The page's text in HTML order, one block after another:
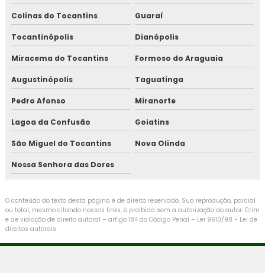
Colinas do Tocantins Guaraí
Tocantinópolis Dianópolis
Miracema do Tocantins Formoso do Araguaia
Augustinópolis Taguatinga
Pedro Afonso Miranorte
Lagoa da Confusão Goiatins
São Miguel do Tocantins Nova Olinda
Nossa Senhora das Dores
O conteúdo do texto desta página é de direito reservado. Sua reprodução, parcial
ou total, mesmo citando nossos links, é proibida sem a autorização do autor. Crim
e de violação de direito autoral – artigo 184 do Código Penal – Lei 9610/98 - Lei de
direitos autorais.